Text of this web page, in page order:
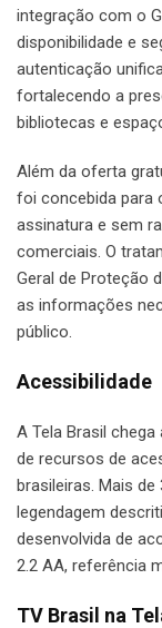
integração com o
disponibilidade e
autenticação
fortalecendo a
bibliotecas e
Além da oferta
foi concebida para
assinatura e sem
comerciais. O
Geral de Proteção
as informações
público.
Acessibilidade
A Tela Brasil
de recursos de
brasileiras. Mais
legendagem
desenvolvida de
2.2 AA, referência
TV Brasil na